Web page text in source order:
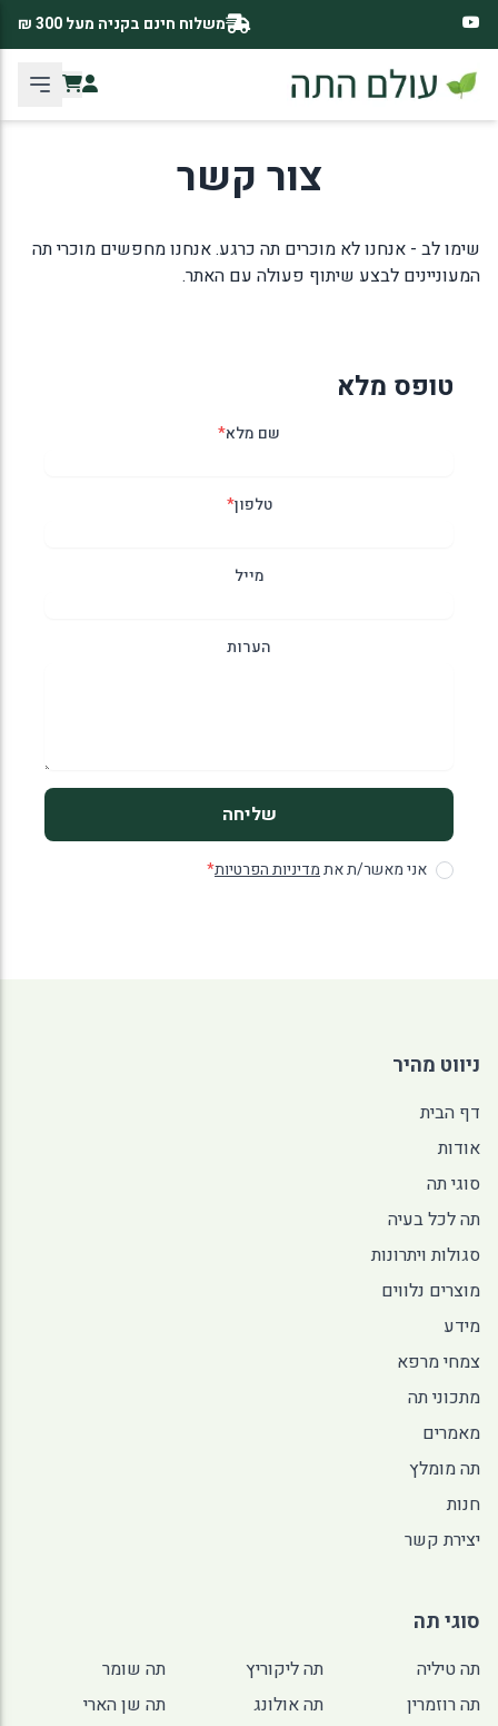
משלוח חינם בקניה מעל 300 ₪
צור קשר
שימו לב - אנחנו לא מוכרים תה כרגע. אנחנו מחפשים מוכרי תה
המעוניינים לבצע שיתוף פעולה עם האתר.
טופס מלא
שם מלא*
טלפון*
מייל
הערות
שליחה
אני מאשר/ת אתמדיניות הפרטיות*
ניווט מהיר
דף הבית
אודות
סוגי תה
תה לכל בעיה
סגולות ויתרונות
מוצרים נלווים
מידע
צמחי מרפא
מתכוני תה
מאמרים
תה מומלץ
חנות
יצירת קשר
סוגי תה
תה טיליה תה ליקוריץ
תה שומר
תה רוזמרין
תה אולונג
תה שן הארי